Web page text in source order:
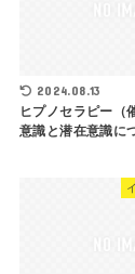
2024.08.13
ヒプノセラピー（
意識と潜在意識に